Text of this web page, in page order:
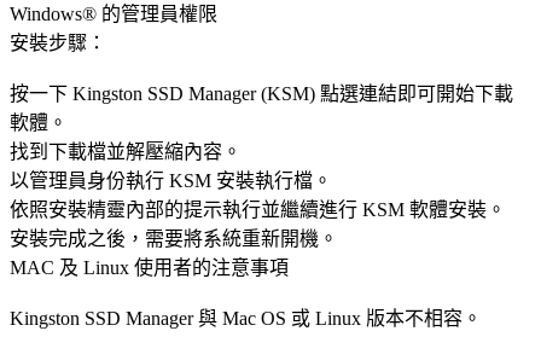
Windows® 的管理員權限
安裝步驟：
按一下 Kingston SSD Manager (KSM) 點選連結即可開始下載
軟體。
找到下載檔並解壓縮內容。
以管理員身份執行 KSM 安裝執行檔。
依照安裝精靈內部的提示執行並繼續進行 KSM 軟體安裝。
安裝完成之後，需要將系統重新開機。
MAC 及 Linux 使用者的注意事項
Kingston SSD Manager 與 Mac OS 或 Linux 版本不相容。